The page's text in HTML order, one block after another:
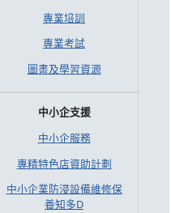
專業培訓
專業考試
圖書及學習資源
中小企支援
中小企服務
專精特色店資助計劃
中小企業防浸設備維修保
養知多D